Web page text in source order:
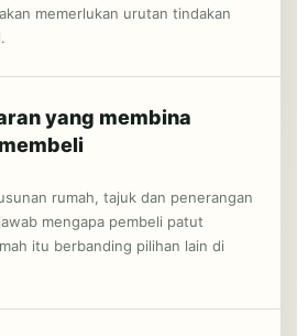
memerlukan urutan tindakan
yang membina
rumah, tajuk dan penerangan
mengapa pembeli patut
itu berbanding pilihan lain di